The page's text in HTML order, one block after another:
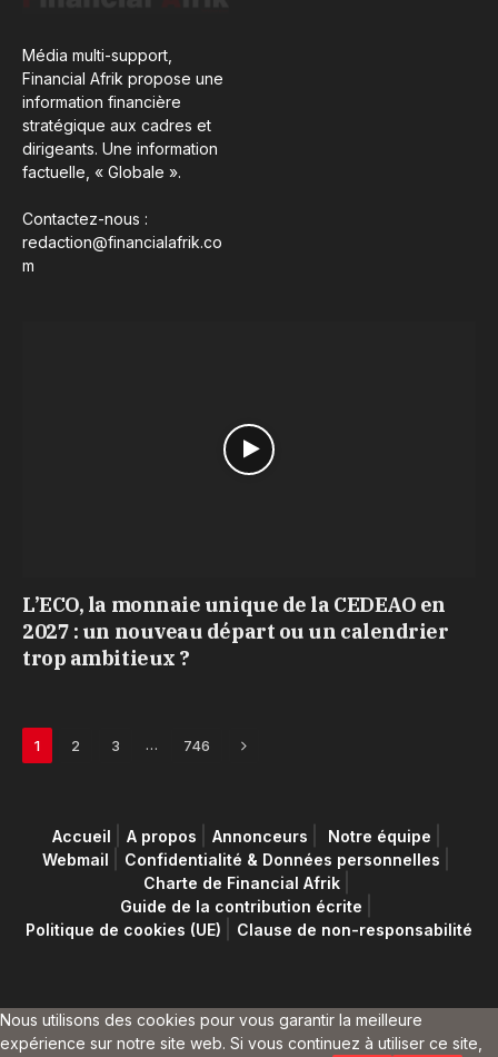
Média multi-support,
Financial Afrik propose une
information financière
stratégique aux cadres et
dirigeants. Une information
factuelle, « Globale ».
Contactez-nous :
redaction@financialafrik.co
m
L’ECO, la monnaie unique de la CEDEAO en
2027 : un nouveau départ ou un calendrier
trop ambitieux ?
1 2 3 … 746 Next
Accueil A propos Annonceurs
Notre équipe
Webmail
Confidentialité & Données personnelles
Charte de Financial Afrik
Guide de la contribution écrite
Politique de cookies (UE)
Clause de non-responsabilité
Nous utilisons des cookies pour vous garantir la meilleure
expérience sur notre site web. Si vous continuez à utiliser ce site,